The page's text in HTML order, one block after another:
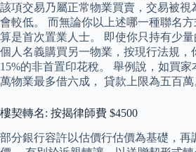
該項交易乃屬正常物業買賣，交易被視
會較低。 而無論你以上述哪一種聯名
算是首次置業人士。 即使你只持有少
個人名義購買另一物業，按現行法規，
15%的非首置印花稅。 舉例說，如買
萬物業最多借六成， 貸款上限為五百萬
樓契轉名: 按揭律師費 $4500
部分銀行容許以估價行估價為基礎，再